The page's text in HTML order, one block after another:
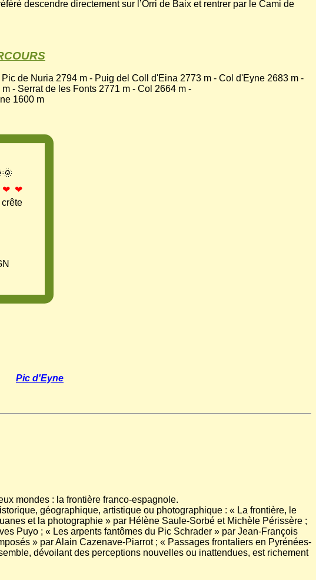
descendre directement sur l’Orri de Baix et rentrer par le Cami de
de Nuria 2794 m - Puig del Coll d'Eina 2773 m - Col d'Eyne 2683 m -
- Serrat de les Fonts 2771 m - Col 2664 m -
1600 m
❤ ❤
crête
Pic d'Eyne
mondes : la frontière franco-espagnole.
géographique, artistique ou photographique : « La frontière, le
et la photographie » par Hélène Saule-Sorbé et Michèle Périssère ;
Puyo ; « Les arpents fantômes du Pic Schrader » par Jean-François
» par Alain Cazenave-Piarrot ; « Passages frontaliers en Pyrénées-
dévoilant des perceptions nouvelles ou inattendues, est richement